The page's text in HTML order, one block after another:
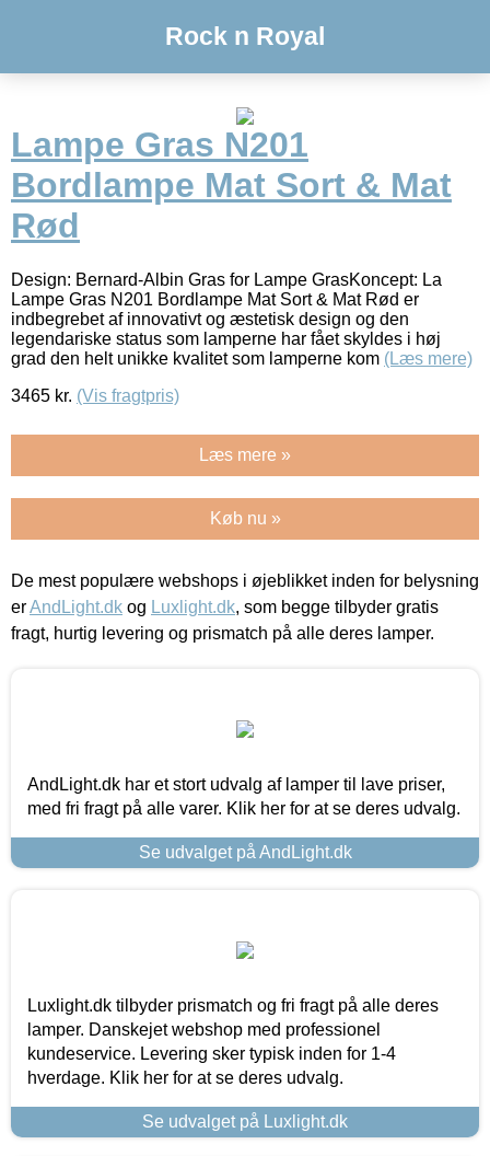
Rock n Royal
Lampe Gras N201
Bordlampe Mat Sort & Mat
Rød
Design: Bernard-Albin Gras for Lampe GrasKoncept: La
Lampe Gras N201 Bordlampe Mat Sort & Mat Rød er
indbegrebet af innovativt og æstetisk design og den
legendariske status som lamperne har fået skyldes i høj
grad den helt unikke kvalitet som lamperne kom (Læs mere)
3465 kr. (Vis fragtpris)
Læs mere »
Køb nu »
De mest populære webshops i øjeblikket inden for belysning
erAndLight.dk og Luxlight.dk, som begge tilbyder gratis
fragt, hurtig levering og prismatch på alle deres lamper.
AndLight.dk har et stort udvalg af lamper til lave priser,
med fri fragt på alle varer. Klik her for at se deres udvalg.
Se udvalget på AndLight.dk
Luxlight.dk tilbyder prismatch og fri fragt på alle deres
lamper. Danskejet webshop med professionel
kundeservice. Levering sker typisk inden for 1-4
hverdage. Klik her for at se deres udvalg.
Se udvalget på Luxlight.dk